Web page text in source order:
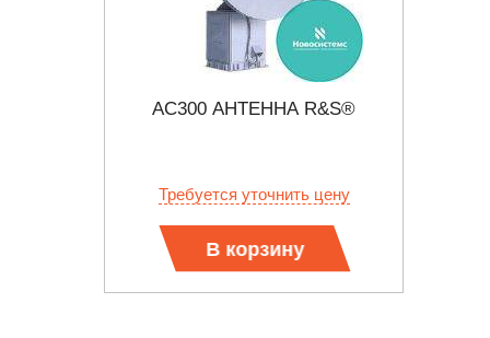
AC300 АНТЕННА R&S®
Требуется уточнить цену
В корзину